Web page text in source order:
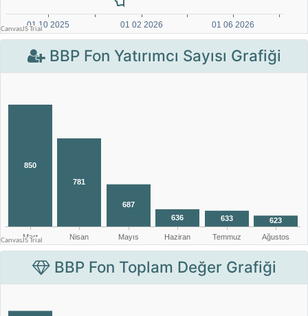
BBP Fon Yatırımcı Sayısı Grafiği
BBP Fon Toplam Değer Grafiği